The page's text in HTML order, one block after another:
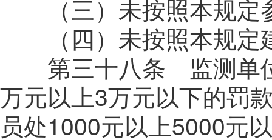
（三）未按照本规定
（四）未按照本规定
第三十八条 监测单位
万元以上3万元以下的罚
员处1000元以上5000元